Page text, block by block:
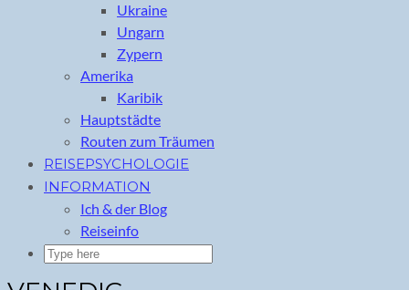
Ukraine
Ungarn
Zypern
Amerika
Karibik
Hauptstädte
Routen zum Träumen
REISEPSYCHOLOGIE
INFORMATION
Ich & der Blog
Reiseinfo